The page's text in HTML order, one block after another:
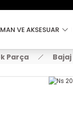
VE AKSESUAR
Parça Bajaj